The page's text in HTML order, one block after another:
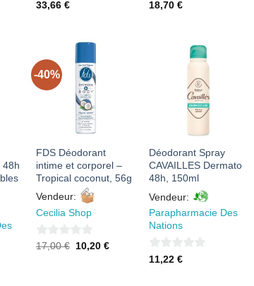
0
33,66 €
0
18,70 €
48h
-40%
AJOUTER
À MES
FAVORIS
FDS Déodorant
intime et corporel –
Tropical coconut, 56g
Vendeur:
Cecilia Shop
0
17,00€ Le
10,20€Le
AJOUTER
À MES
FAVORIS
Déodorant Spray
CAVAILLES Dermato
48h, 150ml
Vendeur:
Parapharmacie Des
Nations
0
11,22 €